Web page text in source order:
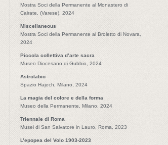
Mostra Soci della Permanente al Monastero di
Cairate, (Varese), 2024
Miscellaneous
Mostra Soci della Permanente al Broletto di Novara,
2024
Piccola collettiva d’arte sacra
Museo Diocesano di Gubbio, 2024
Astrolabio
Spazio Hajech, Milano, 2024
La magia del colore e della forma
Museo della Permanente, Milano, 2024
Triennale di Roma
Musei di San Salvatore in Lauro, Roma, 2023
L’epopea del Volo 1903-2023